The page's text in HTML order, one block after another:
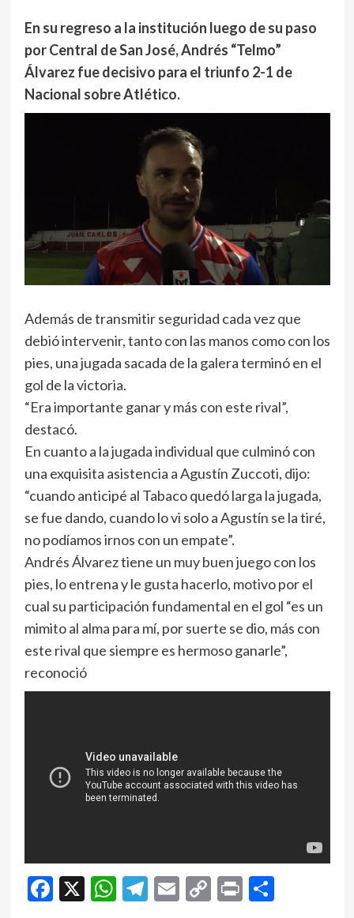
En su regreso a la institución luego de su paso
por Central de San José, Andrés “Telmo”
Álvarez fue decisivo para el triunfo 2-1 de
Nacional sobre Atlético.
Además de transmitir seguridad cada vez que
debió intervenir, tanto con las manos como con los
pies, una jugada sacada de la galera terminó en el
gol de la victoria.
“Era importante ganar y más con este rival”,
destacó.
En cuanto a la jugada individual que culminó con
una exquisita asistencia a Agustín Zuccoti, dijo:
“cuando anticipé al Tabaco quedó larga la jugada,
se fue dando, cuando lo vi solo a Agustín se la tiré,
no podíamos irnos con un empate”.
Andrés Álvarez tiene un muy buen juego con los
pies, lo entrena y le gusta hacerlo, motivo por el
cual su participación fundamental en el gol “es un
mimito al alma para mí, por suerte se dio, más con
este rival que siempre es hermoso ganarle”,
reconoció
Facebook
X WhatsApp
Telegram
EmailCopy
Print